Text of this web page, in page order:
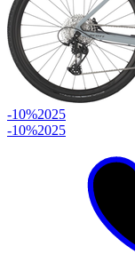
-10%2025
-10%2025